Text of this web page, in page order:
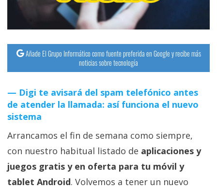
Añade El Grupo Informático como fuente preferida en Google y recibe más
noticias sobre tecnología
Digi te avisará del spam telefónico antes
de atender la llamada: así funciona el nuevo
sistema
Arrancamos el fin de semana como siempre,
con nuestro habitual listado de aplicaciones y
juegos gratis y en oferta para tu móvil y
tablet Android. Volvemos a tener un nuevo